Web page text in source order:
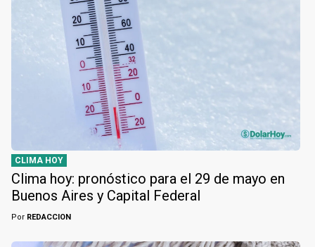
CLIMA HOY
Clima hoy: pronóstico para el 29 de mayo en
Buenos Aires y Capital Federal
Por REDACCION